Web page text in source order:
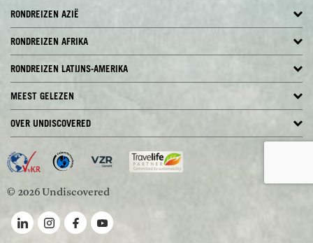
RONDREIZEN AZIË
RONDREIZEN AFRIKA
RONDREIZEN LATIJNS-AMERIKA
MEEST GELEZEN
OVER UNDISCOVERED
© 2026 Undiscovered
Volg ons op LinkedIn
Volg ons op Instagram
Volg ons op Facebook
Volg ons op YouTube